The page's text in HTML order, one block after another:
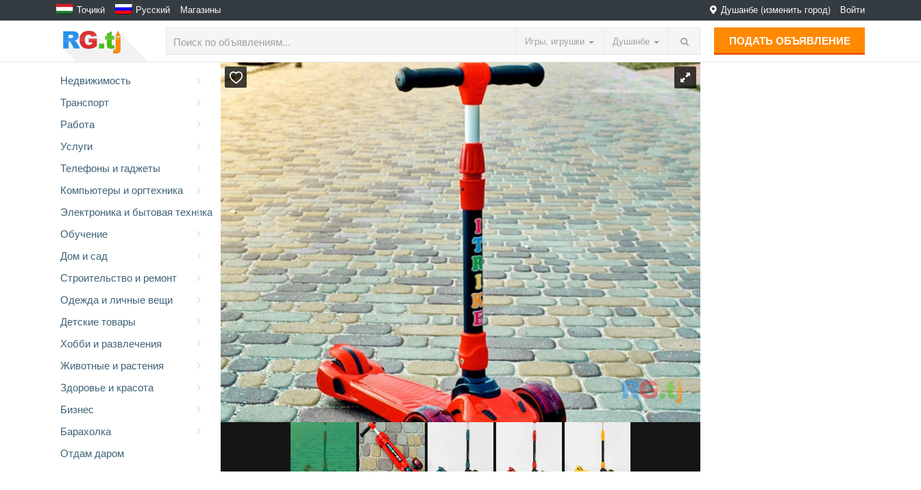
Тоҷикӣ Русский Магазины Душанбе (изменить город) Войти
Игры, игрушки Душанбе ПОДАТЬ ОБЪЯВЛЕНИЕ
Недвижимость
Транспорт
Работа
Услуги
Телефоны и гаджеты
Компьютеры и оргтехника
Электроника и бытовая техника
Обучение
Дом и сад
Строительство и ремонт
Одежда и личные вещи
Детские товары
Хобби и развлечения
Животные и растения
Здоровье и красота
Бизнес
Барахолка
Отдам даром